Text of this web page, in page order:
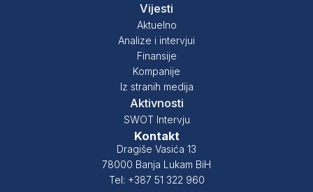
Vijesti
Aktuelno
Analize i intervjui
Finansije
Kompanije
Iz stranih medija
Aktivnosti
SWOT Intervju
Kontakt
Dragiše Vasića 13
78000 Banja Lukam BiH
Tel: +387 51 322 960